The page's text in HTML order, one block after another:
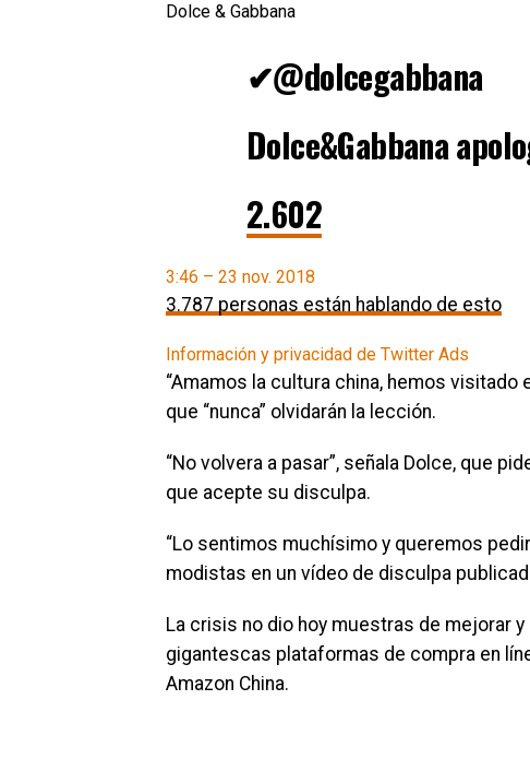
Dolce & Gabbana
✔@dolcegabbana
Dolce&Gabbana
2.602
3:46 – 23 nov. 2018
3.787 personas están hablando de esto
Información y privacidad de Twitter Ads
“Amamos la cultura china, hemos
que “nunca” olvidarán la lección.
“No volvera a pasar”, señala Dolce, que
que acepte su disculpa.
“Lo sentimos muchísimo y queremos
modistas en un vídeo de disculpa
La crisis no dio hoy muestras de mejorar
gigantescas plataformas de compra en
Amazon China.